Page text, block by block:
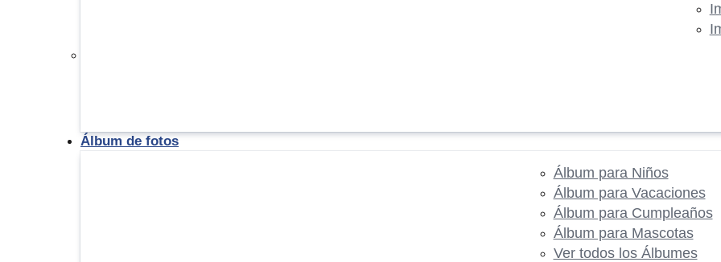
Álbum de fotos
Álbum para Niños
Álbum para Vacaciones
Álbum para Cumpleaños
Álbum para Mascotas
Ver todos los Álbumes